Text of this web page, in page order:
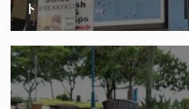
ト